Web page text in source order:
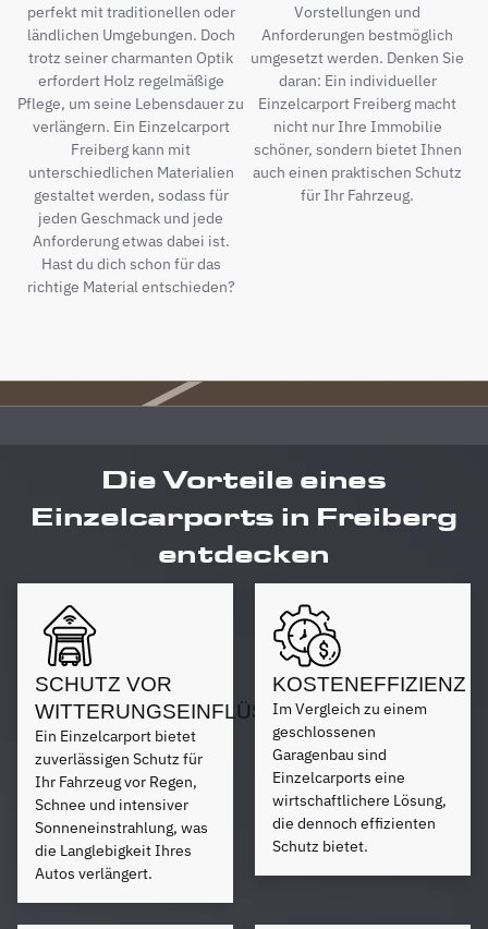
perfekt mit traditionellen oder
ländlichen Umgebungen. Doch
trotz seiner charmanten Optik
erfordert Holz regelmäßige
Pflege, um seine Lebensdauer zu
verlängern. Ein Einzelcarport
Freiberg kann mit
unterschiedlichen Materialien
gestaltet werden, sodass für
jeden Geschmack und jede
Anforderung etwas dabei ist.
Hast du dich schon für das
richtige Material entschieden?
Vorstellungen und
Anforderungen bestmöglich
umgesetzt werden. Denken Sie
daran: Ein individueller
Einzelcarport Freiberg macht
nicht nur Ihre Immobilie
schöner, sondern bietet Ihnen
auch einen praktischen Schutz
für Ihr Fahrzeug.
Die Vorteile eines
Einzelcarports in Freiberg
entdecken
SCHUTZ VOR
WITTERUNGSEINFLÜSSEN
Ein Einzelcarport bietet
zuverlässigen Schutz für
Ihr Fahrzeug vor Regen,
Schnee und intensiver
Sonneneinstrahlung, was
die Langlebigkeit Ihres
Autos verlängert.
KOSTENEFFIZIENZ
Im Vergleich zu einem
geschlossenen
Garagenbau sind
Einzelcarports eine
wirtschaftlichere Lösung,
die dennoch effizienten
Schutz bietet.